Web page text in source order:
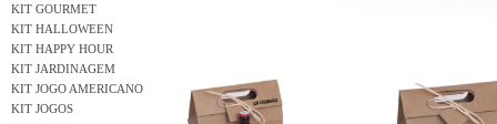
KIT GOURMET
KIT HALLOWEEN
KIT HAPPY HOUR
KIT JARDINAGEM
KIT JOGO AMERICANO
KIT JOGOS